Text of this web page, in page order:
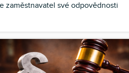
zaměstnavatel své odpovědnosti